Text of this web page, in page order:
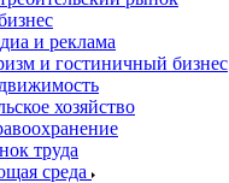
и реклама
и гостиничный бизнес
хозяйство
труда
среда